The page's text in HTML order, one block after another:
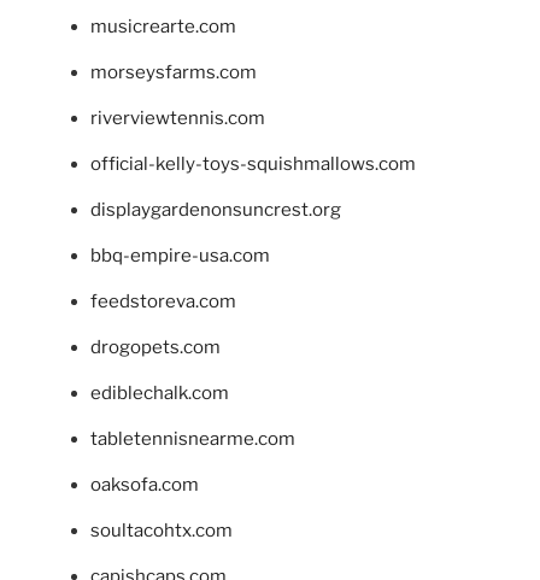
musicrearte.com
morseysfarms.com
riverviewtennis.com
official-kelly-toys-squishmallows.com
displaygardenonsuncrest.org
bbq-empire-usa.com
feedstoreva.com
drogopets.com
ediblechalk.com
tabletennisnearme.com
oaksofa.com
soultacohtx.com